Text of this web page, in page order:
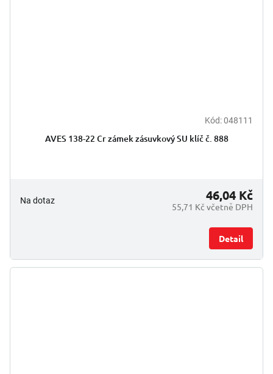
Kód:048111
AVES 138-22 Cr zámek zásuvkový SU klíč č. 888
Na dotaz
55,71 Kč včetně DPH
46,04 Kč
Detail